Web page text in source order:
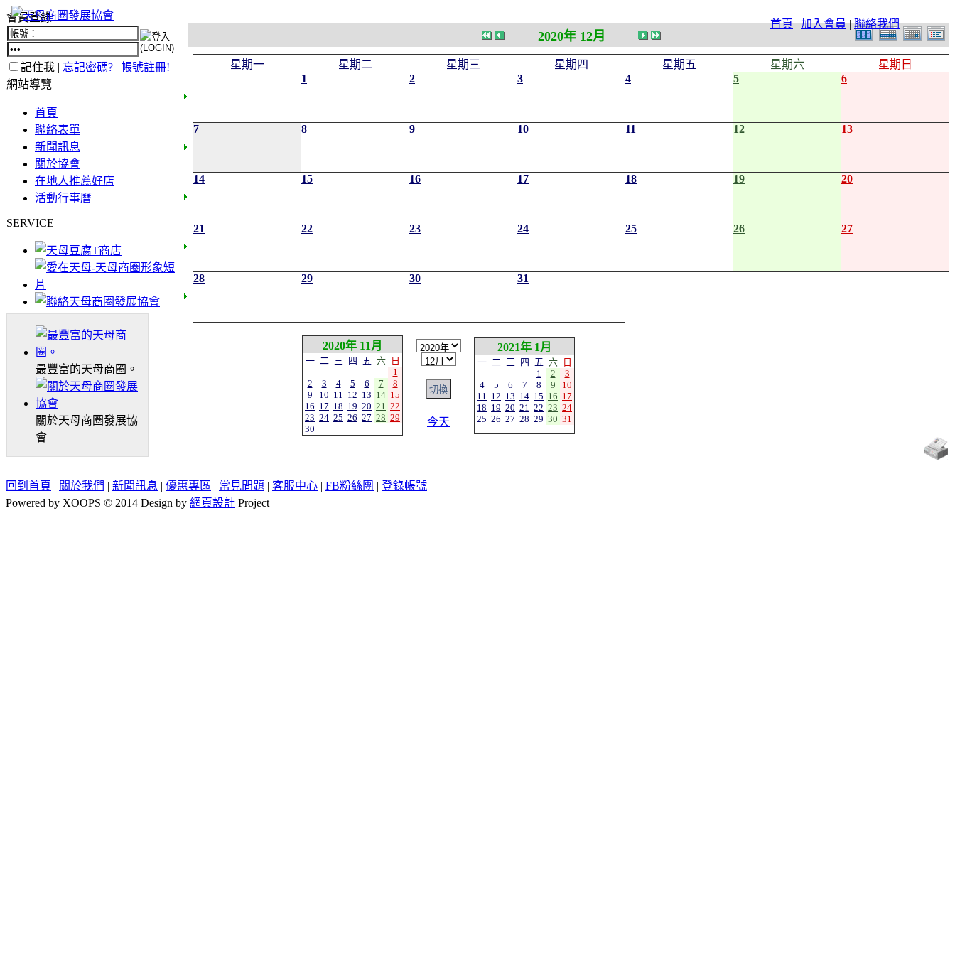
首頁|加入會員|聯絡我們
會員登錄
記住我 | 忘記密碼? | 帳號註冊!
網站導覽
首頁
聯絡表單
新聞訊息
關於協會
在地人推薦好店
活動行事曆
SERVICE
最豐富的天母商圈。
關於天母商圈發展協
會
2020年 12月
星期一 星期二 星期三 星期四 星期五 星期六
星期日
1
2 3 4 5 6
7 8 9 10 11 12 13
14 15 16 17 18 19 20
21 22 23 24 25 26 27
28 29 30 31
2020年 11月
一 二 三 四 五 六
日
1
2
3 4 5 6 7
8
9
10 11 12 13 14 15
16 17 18 19 20 21 22
23 24 25 26 27 28 29
30
今天
2021年 1月
一 二 三 四 五 六
日
1
2
3
4
5 6 7 8 9
10
11 12 13 14 15 16 17
18 19 20 21 22 23 24
25 26 27 28 29 30 31
回到首頁 | 關於我們 | 新聞訊息 | 優惠專區 | 常見問題 | 客服中心 | FB粉絲團 | 登錄帳號
Powered by XOOPS © 2014 Design by 網頁設計 Project